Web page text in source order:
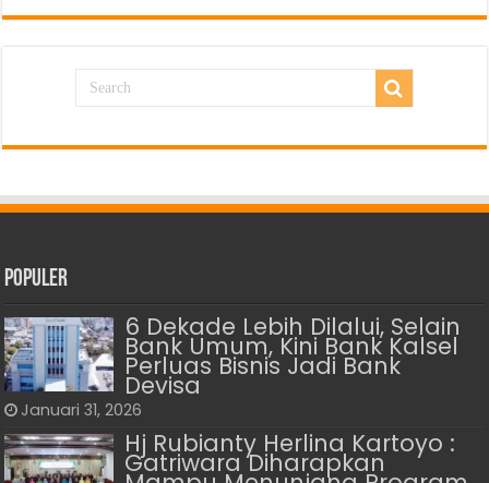
Populer
6 Dekade Lebih Dilalui, Selain
Bank Umum, Kini Bank Kalsel
Perluas Bisnis Jadi Bank
Devisa
Januari 31, 2026
Hj Rubianty Herlina Kartoyo :
Gatriwara Diharapkan